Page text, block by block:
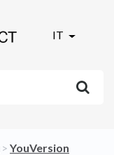
IT
​ > ​ ​YouVersion